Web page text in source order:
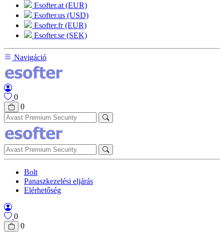
Esofter.at (EUR)
Esofter.us (USD)
Esofter.fr (EUR)
Esofter.se (SEK)
Navigáció
0
0
Bolt
Panaszkezelési eljárás
Elérhetőség
0
0